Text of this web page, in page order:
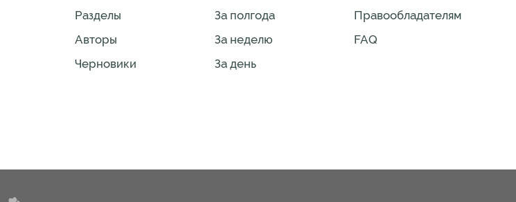
Разделы
Авторы
Черновики
За полгода
За неделю
За день
Правообладателям
FAQ